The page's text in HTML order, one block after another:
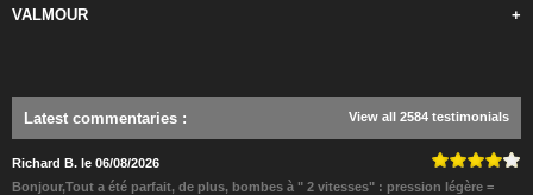
VALMOUR +
Latest commentaries : View all 2584 testimonials
Richard B. le 06/08/2026
Bonjour,Tout a été parfait, de plus, bombes à " 2 vitesses" : pression légère =